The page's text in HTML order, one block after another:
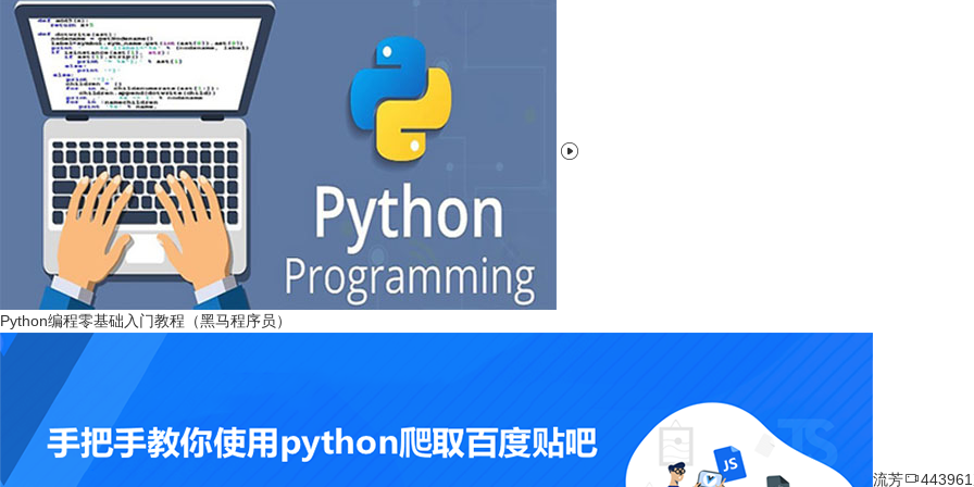

Python编程零基础入门教程（黑马程序员）
流芳